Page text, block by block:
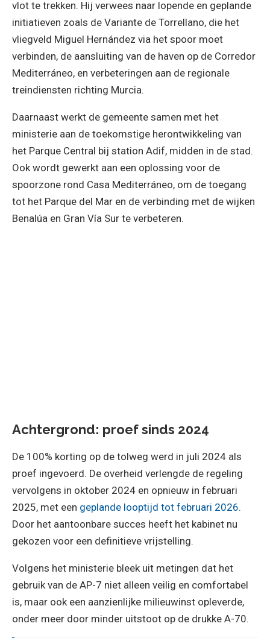
vlot te trekken. Hij verwees naar lopende en geplande
initiatieven zoals de Variante de Torrellano, die het
vliegveld Miguel Hernández via het spoor moet
verbinden, de aansluiting van de haven op de Corredor
Mediterráneo, en verbeteringen aan de regionale
treindiensten richting Murcia.
Daarnaast werkt de gemeente samen met het
ministerie aan de toekomstige herontwikkeling van
het Parque Central bij station Adif, midden in de stad.
Ook wordt gewerkt aan een oplossing voor de
spoorzone rond Casa Mediterráneo, om de toegang
tot het Parque del Mar en de verbinding met de wijken
Benalúa en Gran Vía Sur te verbeteren.
Achtergrond: proef sinds 2024
De 100% korting op de tolweg werd in juli 2024 als
proef ingevoerd. De overheid verlengde de regeling
vervolgens in oktober 2024 en opnieuw in februari
2025, met een geplande looptijd tot februari 2026.
Door het aantoonbare succes heeft het kabinet nu
gekozen voor een definitieve vrijstelling.
Volgens het ministerie bleek uit metingen dat het
gebruik van de AP-7 niet alleen veilig en comfortabel
is, maar ook een aanzienlijke milieuwinst opleverde,
onder meer door minder uitstoot op de drukke A-70.